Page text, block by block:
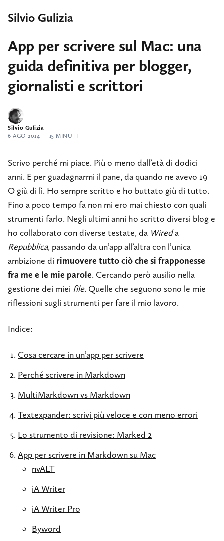
Silvio Gulizia
App per scrivere sul Mac: una
guida definitiva per blogger,
giornalisti e scrittori
Silvio Gulizia
6 AGO 2014 — 15 MINUTI
Scrivo perché mi piace. Più o meno dall’età di dodici
anni. E per guadagnarmi il pane, da quando ne avevo 19
O giù di lì. Ho sempre scritto e ho buttato giù di tutto.
Fino a poco tempo fa non mi ero mai chiesto con quali
strumenti farlo. Negli ultimi anni ho scritto diversi blog e
ho collaborato con diverse testate, da Wireda
Repubblica, passando da un’app all’altra con l’unica
ambizione di rimuovere tutto ciò che si frapponesse
fra me e le mie parole. Cercando però ausilio nella
gestione dei miei file. Quelle che seguono sono le mie
riflessioni sugli strumenti per fare il mio lavoro.
Indice:
Cosa cercare in un’app per scrivere
Perché scrivere in Markdown
MultiMarkdown vs Markdown
Textexpander: scrivi più veloce e con meno errori
Lo strumento di revisione: Marked 2
App per scrivere in Markdown su Mac
nvALT
iA Writer
iA Writer Pro
Byword